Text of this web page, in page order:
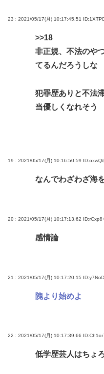
23 : 2021/05/17(月) 10:17:45.51
>>18
非正規、不法のや
てるんだろうしな
犯罪歴ありと不法
当優しくなれそう
19 : 2021/05/17(月) 10:16:50.59
なんでわざわざ海
20 : 2021/05/17(月) 10:17:13.62
感情論
21 : 2021/05/17(月) 10:17:20.15
隗より始めよ
22 : 2021/05/17(月) 10:17:39.66
低学歴芸人はちょ